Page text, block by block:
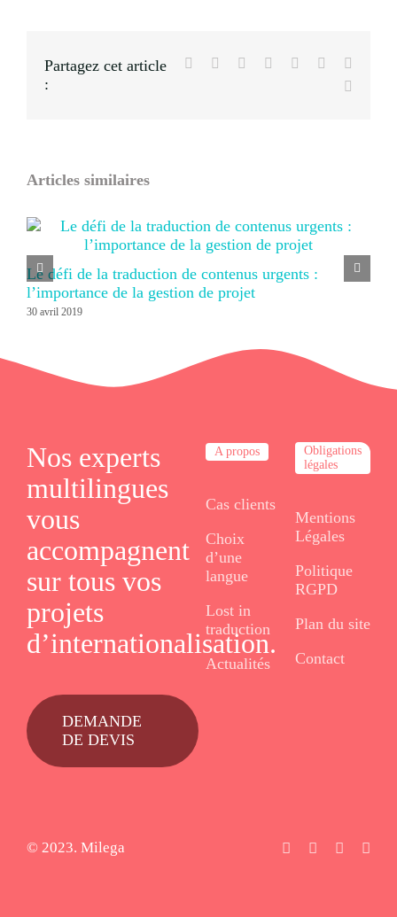
Partagez cet article
:
Facebook Reddit LinkedIn
TumblrPinterest
Articles similaires
Le défi de la traduction de contenus urgents :
l’importance de la gestion de projet
30 avril 2019
Nos experts
multilingues
vous
accompagnent
sur tous vos
projets
d’internationalisation.
DEMANDE
DE DEVIS
A propos
Cas clients
Choix
d’une
langue
Lost in
traduction
Actualités
Obligations
légales
Mentions
Légales
Politique
RGPD
Plan du site
Contact
© 2023. Milega